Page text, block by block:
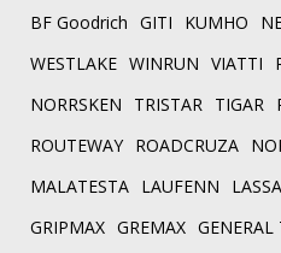
BF Goodrich GITI KUMHO
WESTLAKE WINRUN VIATTI
NORRSKEN
TRISTAR TIGAR
ROUTEWAY ROADCRUZA
MALATESTA LAUFENN LASSA
GRIPMAX GREMAX GENERAL